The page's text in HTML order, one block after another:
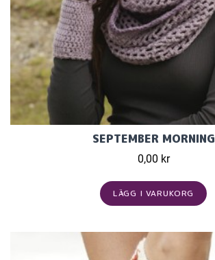
SEPTEMBER MORNING
0,00 kr
LÄGG I VARUKORG